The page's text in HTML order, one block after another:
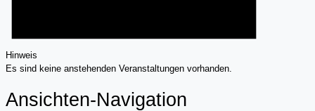
Hinweis
Es sind keine anstehenden Veranstaltungen vorhanden.
Ansichten-Navigation